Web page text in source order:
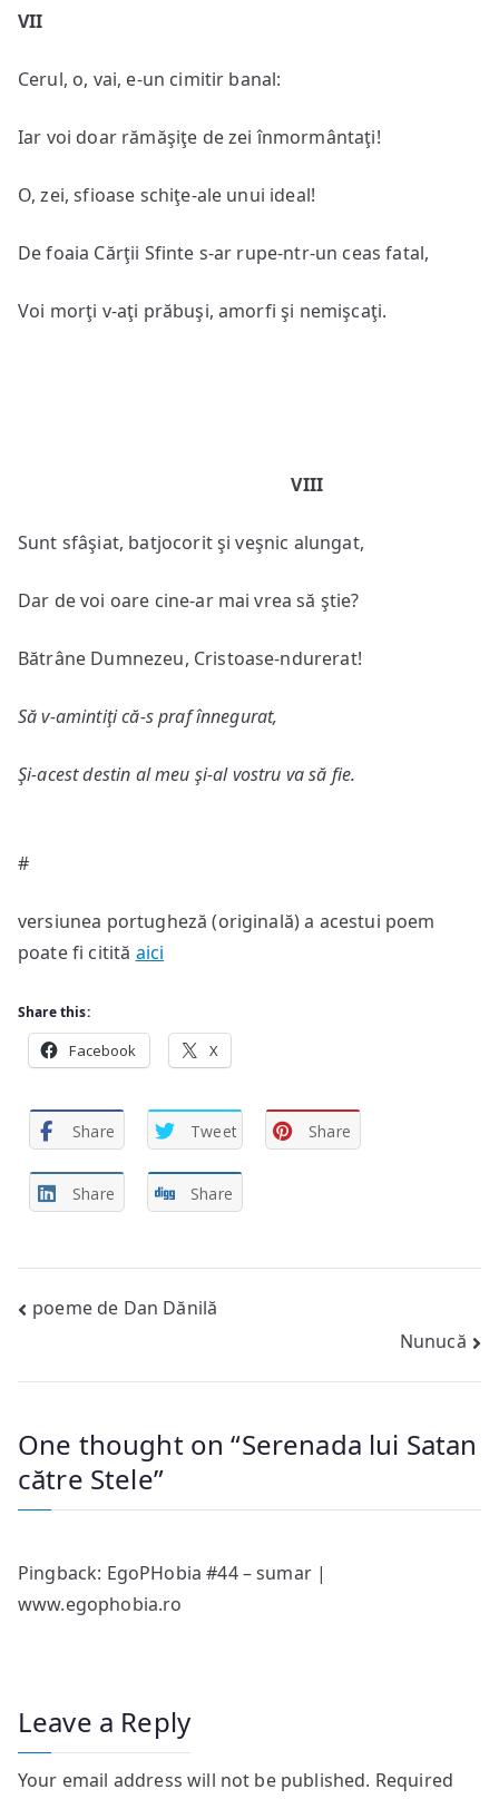
VII
Cerul, o, vai, e-un cimitir banal:
Iar voi doar rămăşiţe de zei înmormântaţi!
O, zei, sfioase schiţe-ale unui ideal!
De foaia Cărţii Sfinte s-ar rupe-ntr-un ceas fatal,
Voi morţi v-aţi prăbuşi, amorfi şi nemişcaţi.
VIII
Sunt sfâşiat, batjocorit şi veşnic alungat,
Dar de voi oare cine-ar mai vrea să ştie?
Bătrâne Dumnezeu, Cristoase-ndurerat!
Să v-amintiţi că-s praf înnegurat,
Şi-acest destin al meu şi-al vostru va să fie.
#
versiunea portugheză (originală) a acestui poem
poate fi citită aici
Share this:
Facebook X
Share Tweet Share
Share Share
Post
poeme de Dan Dănilă
Nunucă
One thought on “Serenada lui Satan
către Stele”
Pingback: EgoPHobia #44 – sumar |
www.egophobia.ro
Leave a Reply
Your email address will not be published. Required